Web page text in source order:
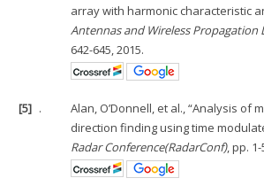
array with harmonic characteristic
Antennas and Wireless Propagation
642-645, 2015.
[5] .
Alan, O’Donnell, et al., “Analysis of
direction finding using time
Radar Conference(RadarConf), pp. 1-